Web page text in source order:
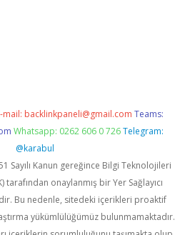
mail: backlinkpaneli@gmail.com Teams:
Whatsapp: 0262 606 0 726 Telegram:
@karabul
Sayılı Kanun gereğince Bilgi Teknolojileri
tarafından onaylanmış bir Yer Sağlayıcı
Bu nedenle, sitedeki içerikleri proaktif
yükümlülüğümüz bulunmamaktadır.